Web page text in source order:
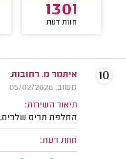
1301
חוות דעת
איתמר מ. רחובות.
משוב: 05/02/2026
תיאור השירות:
החלפת תריס שלבים.
חוות דעת:
10